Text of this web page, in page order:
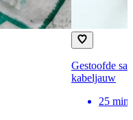
Gestoofde
kabeljauw
25 min